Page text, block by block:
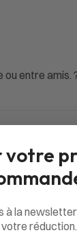
ou entre amis.
votre
à la
votre réduction.